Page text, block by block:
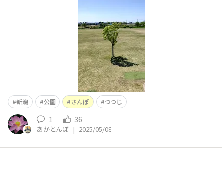
新潟 公園 さんぽ つつじ
1 36
あかとんぼ | 2025/05/08